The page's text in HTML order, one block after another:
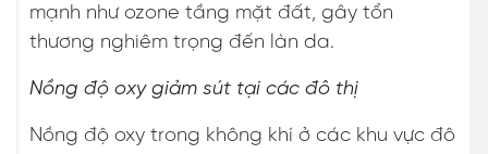
mạnh như ozone tầng mặt đất, gây tổn
thương nghiêm trọng đến làn da.
Nồng độ oxy giảm sút tại các đô thị
Nồng độ oxy trong không khí ở các khu vực đô